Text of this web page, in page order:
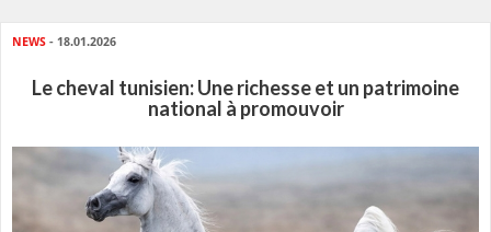
NEWS - 18.01.2026
Le cheval tunisien: Une richesse et un patrimoine
national à promouvoir